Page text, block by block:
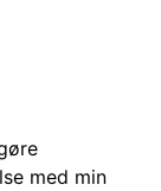
med min